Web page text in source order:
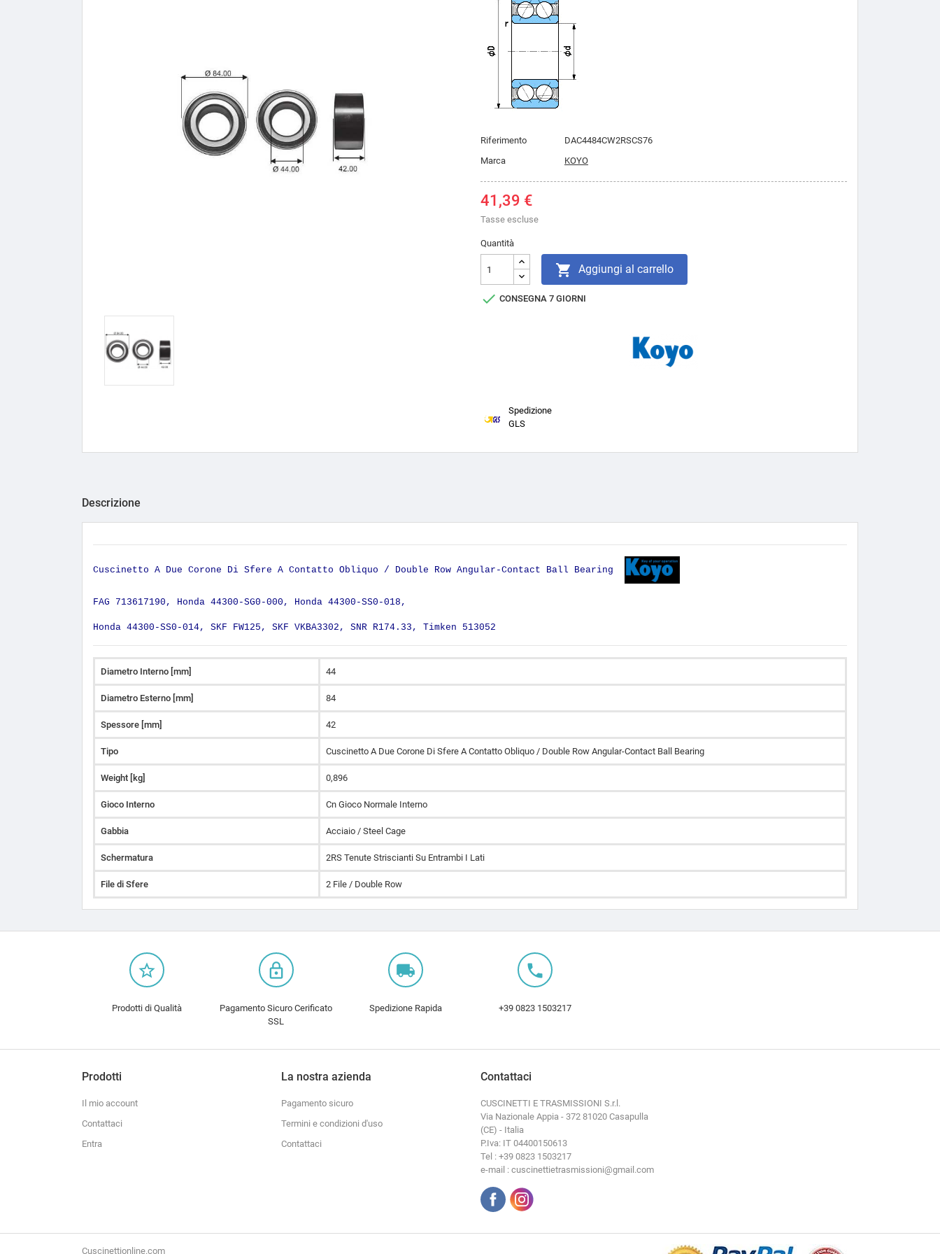
Riferimento
DAC4484CW2RSCS76
Marca
KOYO
41,39 €
Tasse escluse
Quantità
 Aggiungi al carrello
 CONSEGNA 7 GIORNI
Spedizione
GLS
Descrizione
Cuscinetto A Due Corone Di Sfere A Contatto Obliquo / Double Row Angular-Contact Ball Bearing
FAG 713617190, Honda 44300-SG0-000, Honda 44300-SS0-018,
Honda 44300-SS0-014, SKF FW125, SKF VKBA3302, SNR R174.33, Timken 513052
Diametro Interno [mm] 44
Diametro Esterno [mm] 84
Spessore [mm] 42
Tipo Cuscinetto A Due Corone Di Sfere A Contatto Obliquo / Double Row Angular-Contact Ball Bearing
Weight [kg] 0,896
Gioco Interno Cn Gioco Normale Interno
Gabbia Acciaio / Steel Cage
Schermatura 2RS Tenute Striscianti Su Entrambi I Lati
File di Sfere 2 File / Double Row
star_border
Prodotti di Qualità
lock_outline
Pagamento Sicuro Cerificato
SSL
local_shipping
Spedizione Rapida
local_phone
+39 0823 1503217
Prodotti
Il mio account
Contattaci
Entra
La nostra azienda
Pagamento sicuro
Termini e condizioni d'uso
Contattaci
Contattaci
CUSCINETTI E TRASMISSIONI S.r.l.
Via Nazionale Appia - 372 81020 Casapulla
(CE) - Italia
P.Iva: IT 04400150613
Tel : +39 0823 1503217
e-mail : cuscinettietrasmissioni@gmail.com
Cuscinettionline.com